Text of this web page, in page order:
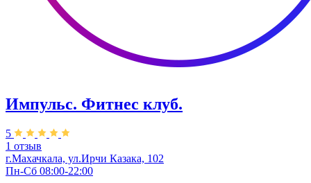
Импульс. Фитнес клуб.
5
1 отзыв
г.Махачкала, ул.Ирчи Казака, 102
Пн-Сб 08:00-22:00